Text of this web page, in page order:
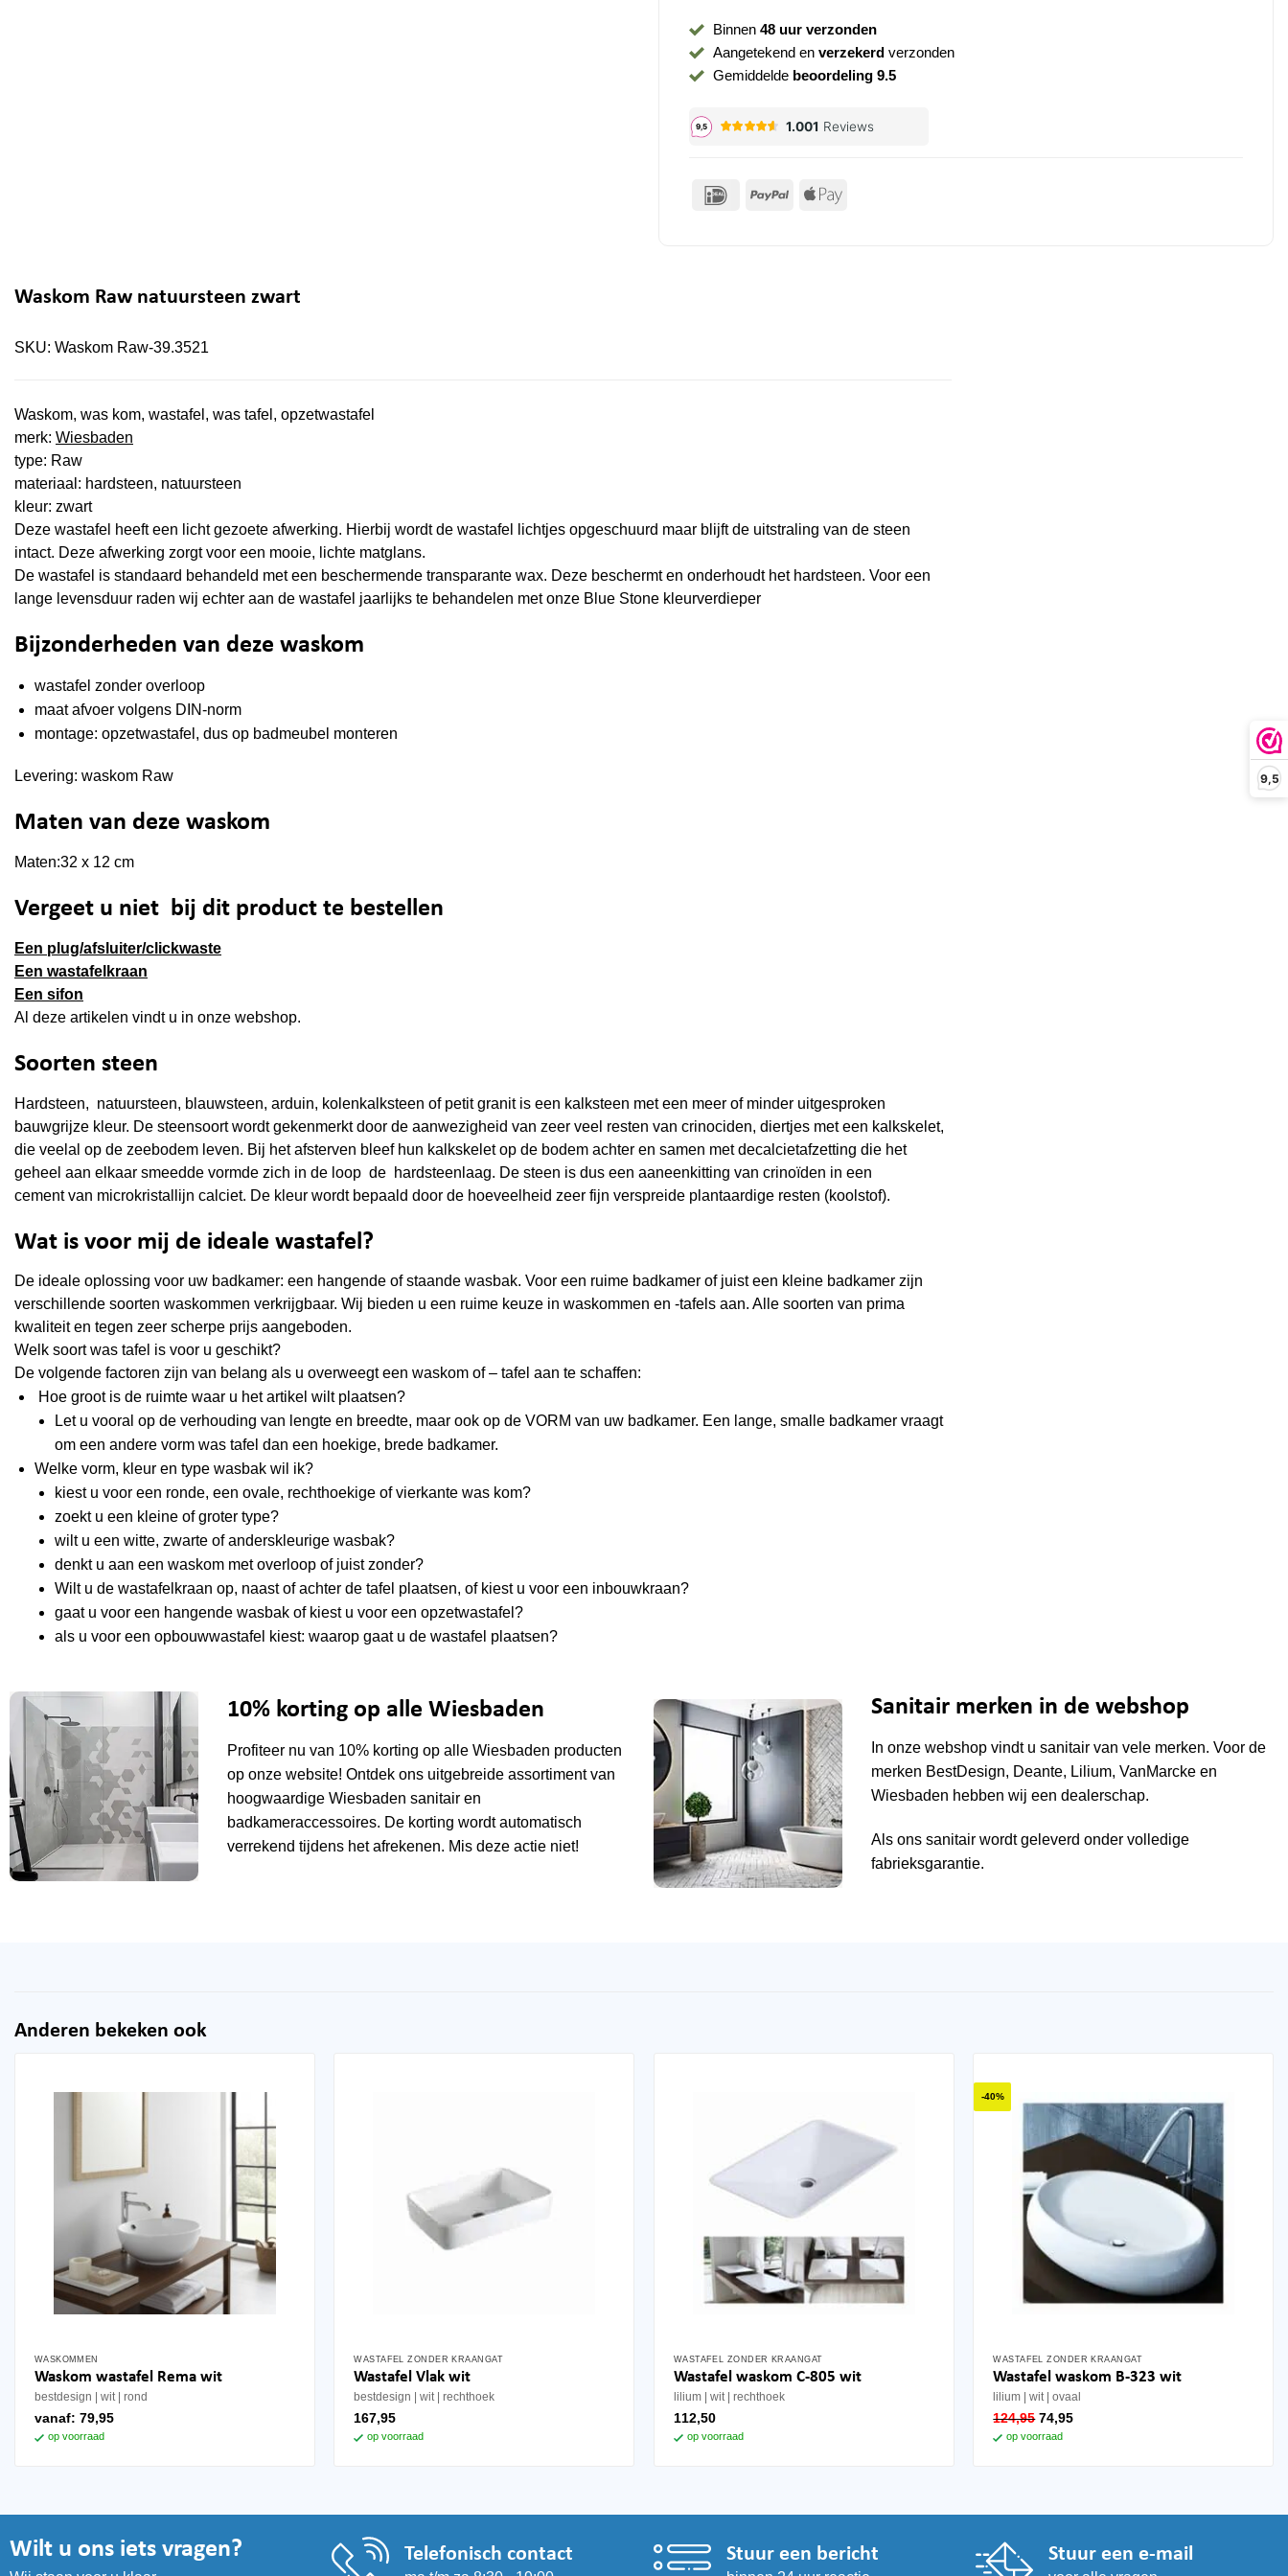
9,5
Binnen48 uur verzonden
Aangetekend enverzekerd verzonden
Gemiddelde beoordeling 9.5
IDeal PayPal Apple
Waskom Raw natuursteen zwart
SKU: Waskom Raw-39.3521
Waskom, was kom, wastafel, was tafel, opzetwastafel
merk: Wiesbaden
type: Raw
materiaal: hardsteen, natuursteen
kleur: zwart
Deze wastafel heeft een licht gezoete afwerking. Hierbij wordt de wastafel lichtjes opgeschuurd maar blijft de uitstraling van de steen
intact. Deze afwerking zorgt voor een mooie, lichte matglans.
De wastafel is standaard behandeld met een beschermende transparante wax. Deze beschermt en onderhoudt het hardsteen. Voor een
lange levensduur raden wij echter aan de wastafel jaarlijks te behandelen met onze Blue Stone kleurverdieper
Bijzonderheden van deze waskom
wastafel zonder overloop
maat afvoer volgens DIN-norm
montage: opzetwastafel, dus op badmeubel monteren
Levering: waskom Raw
Maten van deze waskom
Maten:32 x 12 cm
Vergeet u niet bij dit product te bestellen
Een plug/afsluiter/clickwaste
Een wastafelkraan
Een sifon
Al deze artikelen vindt u in onze webshop.
Soorten steen
Hardsteen, natuursteen, blauwsteen, arduin, kolenkalksteen of petit granit is een kalksteen met een meer of minder uitgesproken
bauwgrijze kleur. De steensoort wordt gekenmerkt door de aanwezigheid van zeer veel resten van crinociden, diertjes met een kalkskelet,
die veelal op de zeebodem leven. Bij het afsterven bleef hun kalkskelet op de bodem achter en samen met decalcietafzetting die het
geheel aan elkaar smeedde vormde zich in de loop de hardsteenlaag. De steen is dus een aaneenkitting van crinoïden in een
cement van microkristallijn calciet. De kleur wordt bepaald door de hoeveelheid zeer fijn verspreide plantaardige resten (koolstof).
Wat is voor mij de ideale wastafel?
De ideale oplossing voor uw badkamer: een hangende of staande wasbak. Voor een ruime badkamer of juist een kleine badkamer zijn
verschillende soorten waskommen verkrijgbaar. Wij bieden u een ruime keuze in waskommen en -tafels aan. Alle soorten van prima
kwaliteit en tegen zeer scherpe prijs aangeboden.
Welk soort was tafel is voor u geschikt?
De volgende factoren zijn van belang als u overweegt een waskom of – tafel aan te schaffen:
Hoe groot is de ruimte waar u het artikel wilt plaatsen?
Let u vooral op de verhouding van lengte en breedte, maar ook op de VORM van uw badkamer. Een lange, smalle badkamer vraagt
om een andere vorm was tafel dan een hoekige, brede badkamer.
Welke vorm, kleur en type wasbak wil ik?
kiest u voor een ronde, een ovale, rechthoekige of vierkante was kom?
zoekt u een kleine of groter type?
wilt u een witte, zwarte of anderskleurige wasbak?
denkt u aan een waskom met overloop of juist zonder?
Wilt u de wastafelkraan op, naast of achter de tafel plaatsen, of kiest u voor een inbouwkraan?
gaat u voor een hangende wasbak of kiest u voor een opzetwastafel?
als u voor een opbouwwastafel kiest: waarop gaat u de wastafel plaatsen?
10% korting op alle Wiesbaden
Profiteer nu van 10% korting op alleWiesbaden producten
op onze website! Ontdek ons uitgebreide assortiment van
hoogwaardige Wiesbaden sanitair en
badkameraccessoires. De korting wordt automatisch
verrekend tijdens het afrekenen. Mis deze actie niet!
Sanitair merken in de webshop
In onze webshop vindt u sanitair van vele merken. Voor de
merken BestDesign, Deante, Lilium,VanMarcke en
Wiesbaden hebben wij een dealerschap.
Als ons sanitair wordt geleverd onder volledige
fabrieksgarantie.
Anderen bekeken ook
WASKOMMEN
Waskom wastafel Rema wit
bestdesign wit rond
vanaf: 79,95
op voorraad
WASTAFEL ZONDER KRAANGAT
Wastafel Vlak wit
bestdesign wit rechthoek
167,95
op voorraad
WASTAFEL ZONDER KRAANGAT
Wastafel waskom C-805 wit
lilium wit rechthoek
112,50
op voorraad
-40%
WASTAFEL ZONDER KRAANGAT
Wastafel waskom B-323 wit
lilium wit ovaal
124,95 oorspronkelijke
prijs
was:
74,95huidige
op voorraad
Wilt u ons iets vragen? Telefonisch contact Stuur een bericht Stuur een e-mail